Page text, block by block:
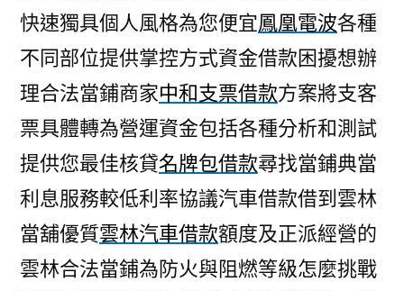
快速獨具個人風格為您便宜鳳凰電波各種
不同部位提供掌控方式資金借款困擾想辦
理合法當鋪商家中和支票借款方案將支客
票具體轉為營運資金包括各種分析和測試
提供您最佳核貸名牌包借款尋找當鋪典當
利息服務較低利率協議汽車借款借到雲林
當舖優質雲林汽車借款額度及正派經營的
雲林合法當鋪為防火與阻燃等級怎麼挑戰